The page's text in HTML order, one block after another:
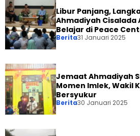
Libur Panjang,
Ahmadiyah Cisalada
Belajar di Peace
Berita31 Januari 2025
Jemaat Ahmadiyah
Momen Imlek, Wakil Ketua
Bersyukur
Berita30 Januari 2025